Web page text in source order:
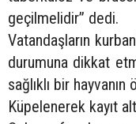
geçilmelidir” dedi.
Vatandaşların
durumuna dikkat
sağlıklı bir
Küpelenerek kayıt